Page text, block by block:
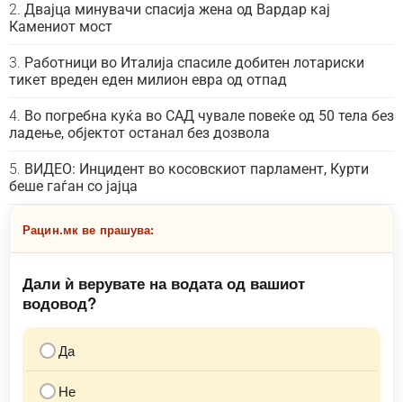
Двајца минувачи спасија жена од Вардар кај
Камениот мост
Работници во Италија спасиле добитен лотариски
тикет вреден еден милион евра од отпад
Во погребна куќа во САД чувале повеќе од 50 тела без
ладење, објектот останал без дозвола
ВИДЕО: Инцидент во косовскиот парламент, Курти
беше гаѓан со јајца
Рацин.мк ве прашува:
Дали ѝ верувате на водата од вашиот
водовод?
Да
Не